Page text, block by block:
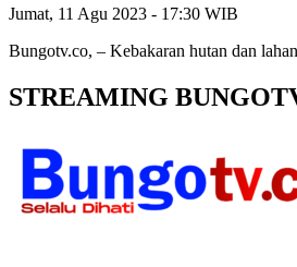
Jumat, 11 Agu 2023 - 17:30 WIB
Bungotv.co, – Kebakaran hutan dan
STREAMING